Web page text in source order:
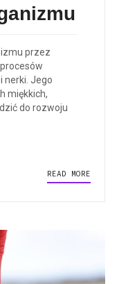
przez
nerki. Jego
miękkich,
do rozwoju
READ MORE